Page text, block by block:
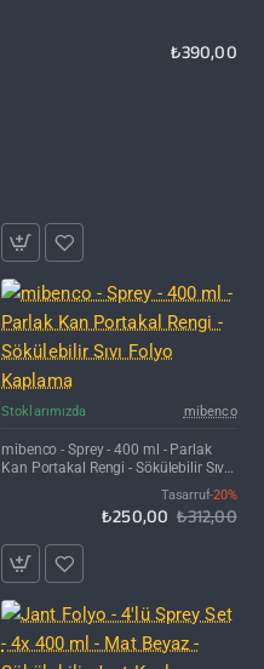
₺390,00
İNDIRIM'DE
Stoklarımızda mibenco
mibenco - Sprey - 400 ml - Parlak
Kan Portakal Rengi - Sökülebilir Sıvı
Tasarruf-20%
₺250,00 ₺312,00